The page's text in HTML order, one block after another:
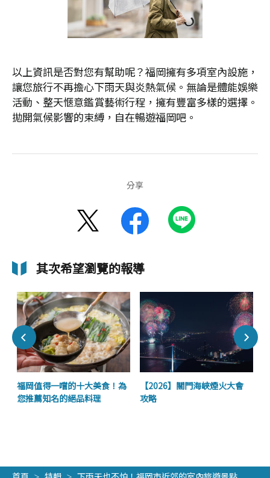
以上資訊是否對您有幫助呢？福岡擁有多項室內設施，
讓您旅行不再擔心下雨天與炎熱氣候。無論是體能娛樂
活動、整天愜意鑑賞藝術行程，擁有豐富多樣的選擇。
拋開氣候影響的束縛，自在暢遊福岡吧。
分享
其次希望瀏覽的報導
福岡值得一嚐的十大美食！為
您推薦知名的絕品料理
【2026】關門海峽煙火大會
攻略